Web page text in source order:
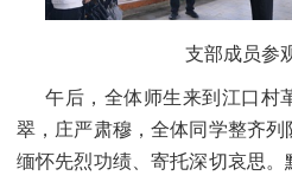
支部成员参
午后，全体师生来到江口村
翠，庄严肃穆，全体同学整齐列
缅怀先烈功绩、寄托深切哀思